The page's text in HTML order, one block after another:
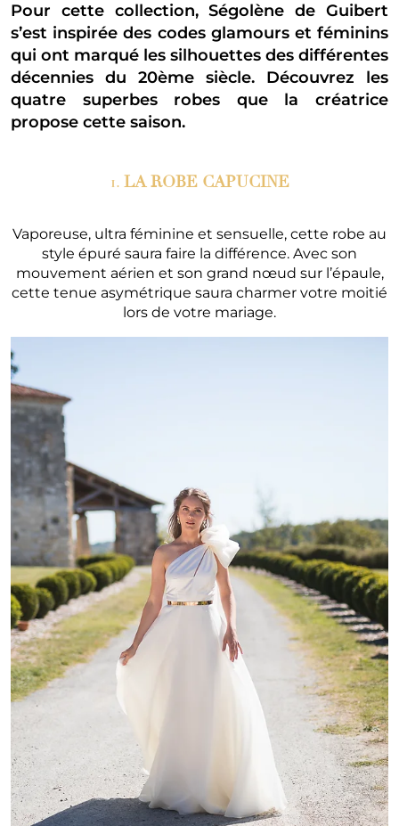
Pour cette collection, Ségolène de Guibert
s’est inspirée des codes glamours et féminins
qui ont marqué les silhouettes des différentes
décennies du 20ème siècle. Découvrez les
quatre superbes robes que la créatrice
propose cette saison.
1. LA ROBE CAPUCINE
Vaporeuse, ultra féminine et sensuelle, cette robe au
style épuré saura faire la différence. Avec son
mouvement aérien et son grand nœud sur l’épaule,
cette tenue asymétrique saura charmer votre moitié
lors de votre mariage.